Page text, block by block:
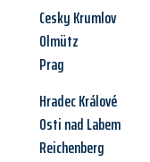
Cesky Krumlov
Olmütz
Prag
Hradec Králové
Osti nad Labem
Reichenberg